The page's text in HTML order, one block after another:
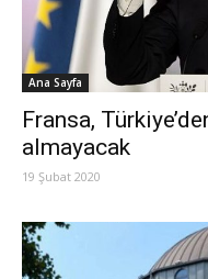
Ana Sayfa
Fransa,
almayacak
19 Şubat 2020